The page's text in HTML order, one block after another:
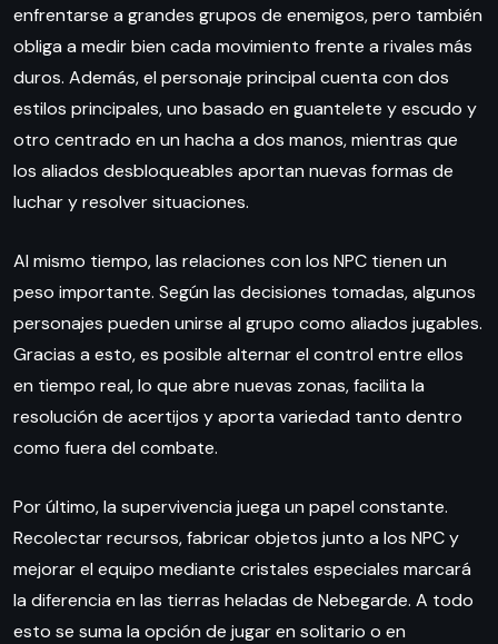
enfrentarse a grandes grupos de enemigos, pero también
obliga a medir bien cada movimiento frente a rivales más
duros. Además, el personaje principal cuenta con dos
estilos principales, uno basado en guantelete y escudo y
otro centrado en un hacha a dos manos, mientras que
los aliados desbloqueables aportan nuevas formas de
luchar y resolver situaciones.
Al mismo tiempo, las relaciones con los NPC tienen un
peso importante. Según las decisiones tomadas, algunos
personajes pueden unirse al grupo como aliados jugables.
Gracias a esto, es posible alternar el control entre ellos
en tiempo real, lo que abre nuevas zonas, facilita la
resolución de acertijos y aporta variedad tanto dentro
como fuera del combate.
Por último, la supervivencia juega un papel constante.
Recolectar recursos, fabricar objetos junto a los NPC y
mejorar el equipo mediante cristales especiales marcará
la diferencia en las tierras heladas de Nebegarde. A todo
esto se suma la opción de jugar en solitario o en